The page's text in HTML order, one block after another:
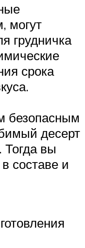
могут
грудничка
срока
безопасным
десерт
вы
составе и